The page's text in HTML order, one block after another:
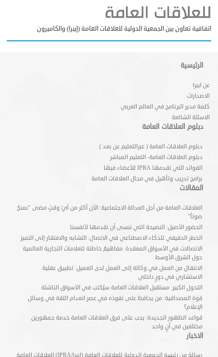
اتفاقية تعاون بين الجمعية الدولية للعلاقات العامة (إيبرا) والكاميرون
الرئيسية
عن ايبرا
الاصدارات
كلمة مدير البرنامج في العالم العربي
الاسئلة الشائعة
دبلوم العلاقات العامة
دبلوم العلاقات العامة ( عبرالتعليم عن بعد )
دبلوم العلاقات العامة- التعليم المباشر
الفوائد التي تقدمها IPRA للأعضاء فيها
برامج تدريب وتأهيل في مجال العلاقات العامة
المقالات
العلاقات العامة من أجل العدالة الاجتماعية: الآن أكثر من أيّ وقتٍ مضى "نمنحُ
صوتاً"
الحضور الأصيل: النصيحة التي ننسى أن نقدمها لأنفسنا
الخطر الحقيقي للذكاء الاصطناعي في الاتصال: التشابه والافتقار إلى التميز
الاتصالات في الأسواق المعقدة: مفاهيمُ خاطئة للعلامات التجارية العالمية
حول الشرق الأوسط
الانتقال من العمل في وكالة إلى العمل لدى العميل: تطبيق عقلية
الاستشاري في دورٍ داخلي
التحول الكبير: مستقبل العلاقات العامة سيُكتب في الأسواق الناشئة
قوة المصداقية: من يحافظ على نفوذه في عصر انعدام الثقة في وسائل
الإعلام؟
قواعد الظهور الجديدة: يجب على فرق العلاقات العامة خدمة جمهورين
مختلفين في آنٍ واحد
الاخبار